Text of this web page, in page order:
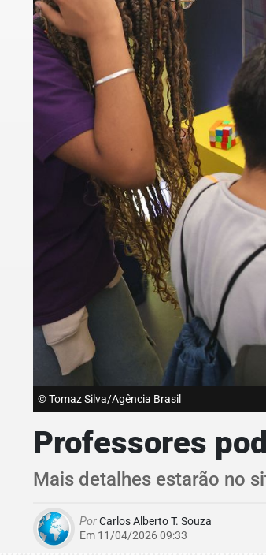
© Tomaz Silva/Agência Brasil
Professores
Mais detalhes estarão no
PorCarlos Alberto T. Souza
Em 11/04/2026 09:33